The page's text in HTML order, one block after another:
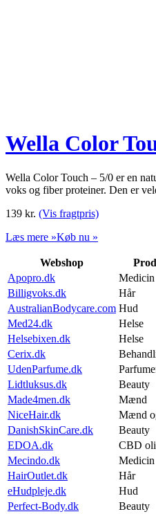
Wella Color
Wella Color Touch – 5/0 er en
voks og fiber proteiner. Den er
139 kr. (Vis fragtpris)
Læs mere »Køb nu »
Webshop
Apopro.dk
Medicin
Billigvoks.dk
Hår
AustralianBodycare.com Hud
Med24.dk
Helse
Helsebixen.dk
Helse
Cerix.dk
UdenParfume.dk
Lidtluksus.dk
Beauty
Made4men.dk
Mænd
NiceHair.dk
Mænd
DanishSkinCare.dk
Beauty
EDOA.dk
CBD
Mecindo.dk
Medicin
HairOutlet.dk
Hår
eHudpleje.dk
Hud
Perfect-Body.dk
Beauty